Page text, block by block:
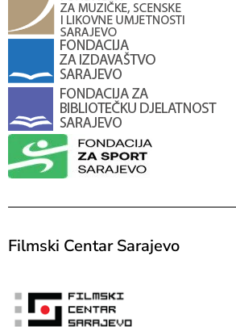
Filmski Centar Sarajevo